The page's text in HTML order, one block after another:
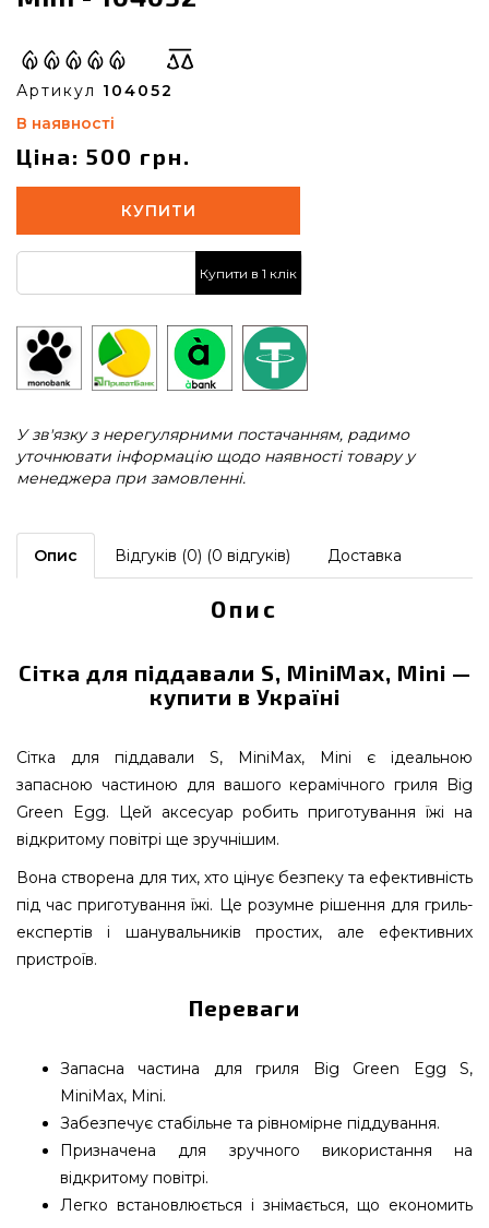
Артикул 104052
В наявності
Ціна: 500 грн.
КУПИТИ
Купити в 1 клік
У зв'язку з нерегулярними постачанням, радимо
уточнювати інформацію щодо наявності товару у
менеджера при замовленні.
Опис Відгуків (0) (0 відгуків) Доставка
Опис
Сітка для піддавали S, MiniMax, Mini —
купити в Україні
Сітка для піддавали S, MiniMax, Mini є ідеальною
запасною частиною для вашого керамічного гриля Big
Green Egg. Цей аксесуар робить приготування їжі на
відкритому повітрі ще зручнішим.
Вона створена для тих, хто цінує безпеку та ефективність
під час приготування їжі. Це розумне рішення для гриль-
експертів і шанувальників простих, але ефективних
пристроїв.
Переваги
Запасна частина для гриля Big Green Egg S,
MiniMax, Mini.
Забезпечує стабільне та рівномірне піддування.
Призначена для зручного використання на
відкритому повітрі.
Легко встановлюється і знімається, що економить